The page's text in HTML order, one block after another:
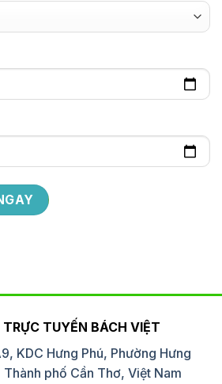
TUYẾN BÁCH VIỆT
KDC Hưng Phú, Phường Hưng
Thành phố Cần Thơ, Việt Nam